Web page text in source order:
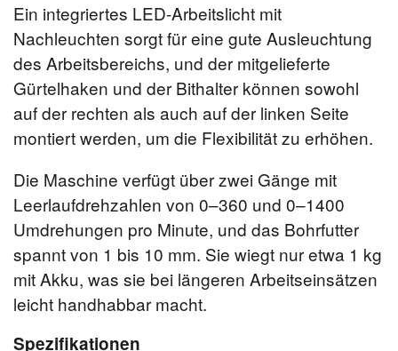
Ein integriertes LED-Arbeitslicht mit
Nachleuchten sorgt für eine gute Ausleuchtung
des Arbeitsbereichs, und der mitgelieferte
Gürtelhaken und der Bithalter können sowohl
auf der rechten als auch auf der linken Seite
montiert werden, um die Flexibilität zu erhöhen.
Die Maschine verfügt über zwei Gänge mit
Leerlaufdrehzahlen von 0–360 und 0–1400
Umdrehungen pro Minute, und das Bohrfutter
spannt von 1 bis 10 mm. Sie wiegt nur etwa 1 kg
mit Akku, was sie bei längeren Arbeitseinsätzen
leicht handhabbar macht.
Spezifikationen